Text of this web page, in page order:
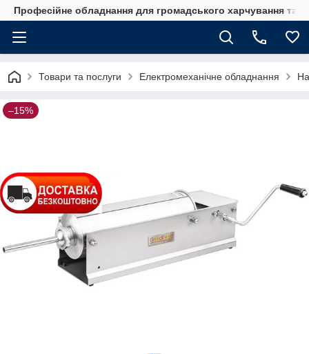
Професійне обладнання для громадського харчування та
Товари та послуги Електромеханічне обладнання
–15%